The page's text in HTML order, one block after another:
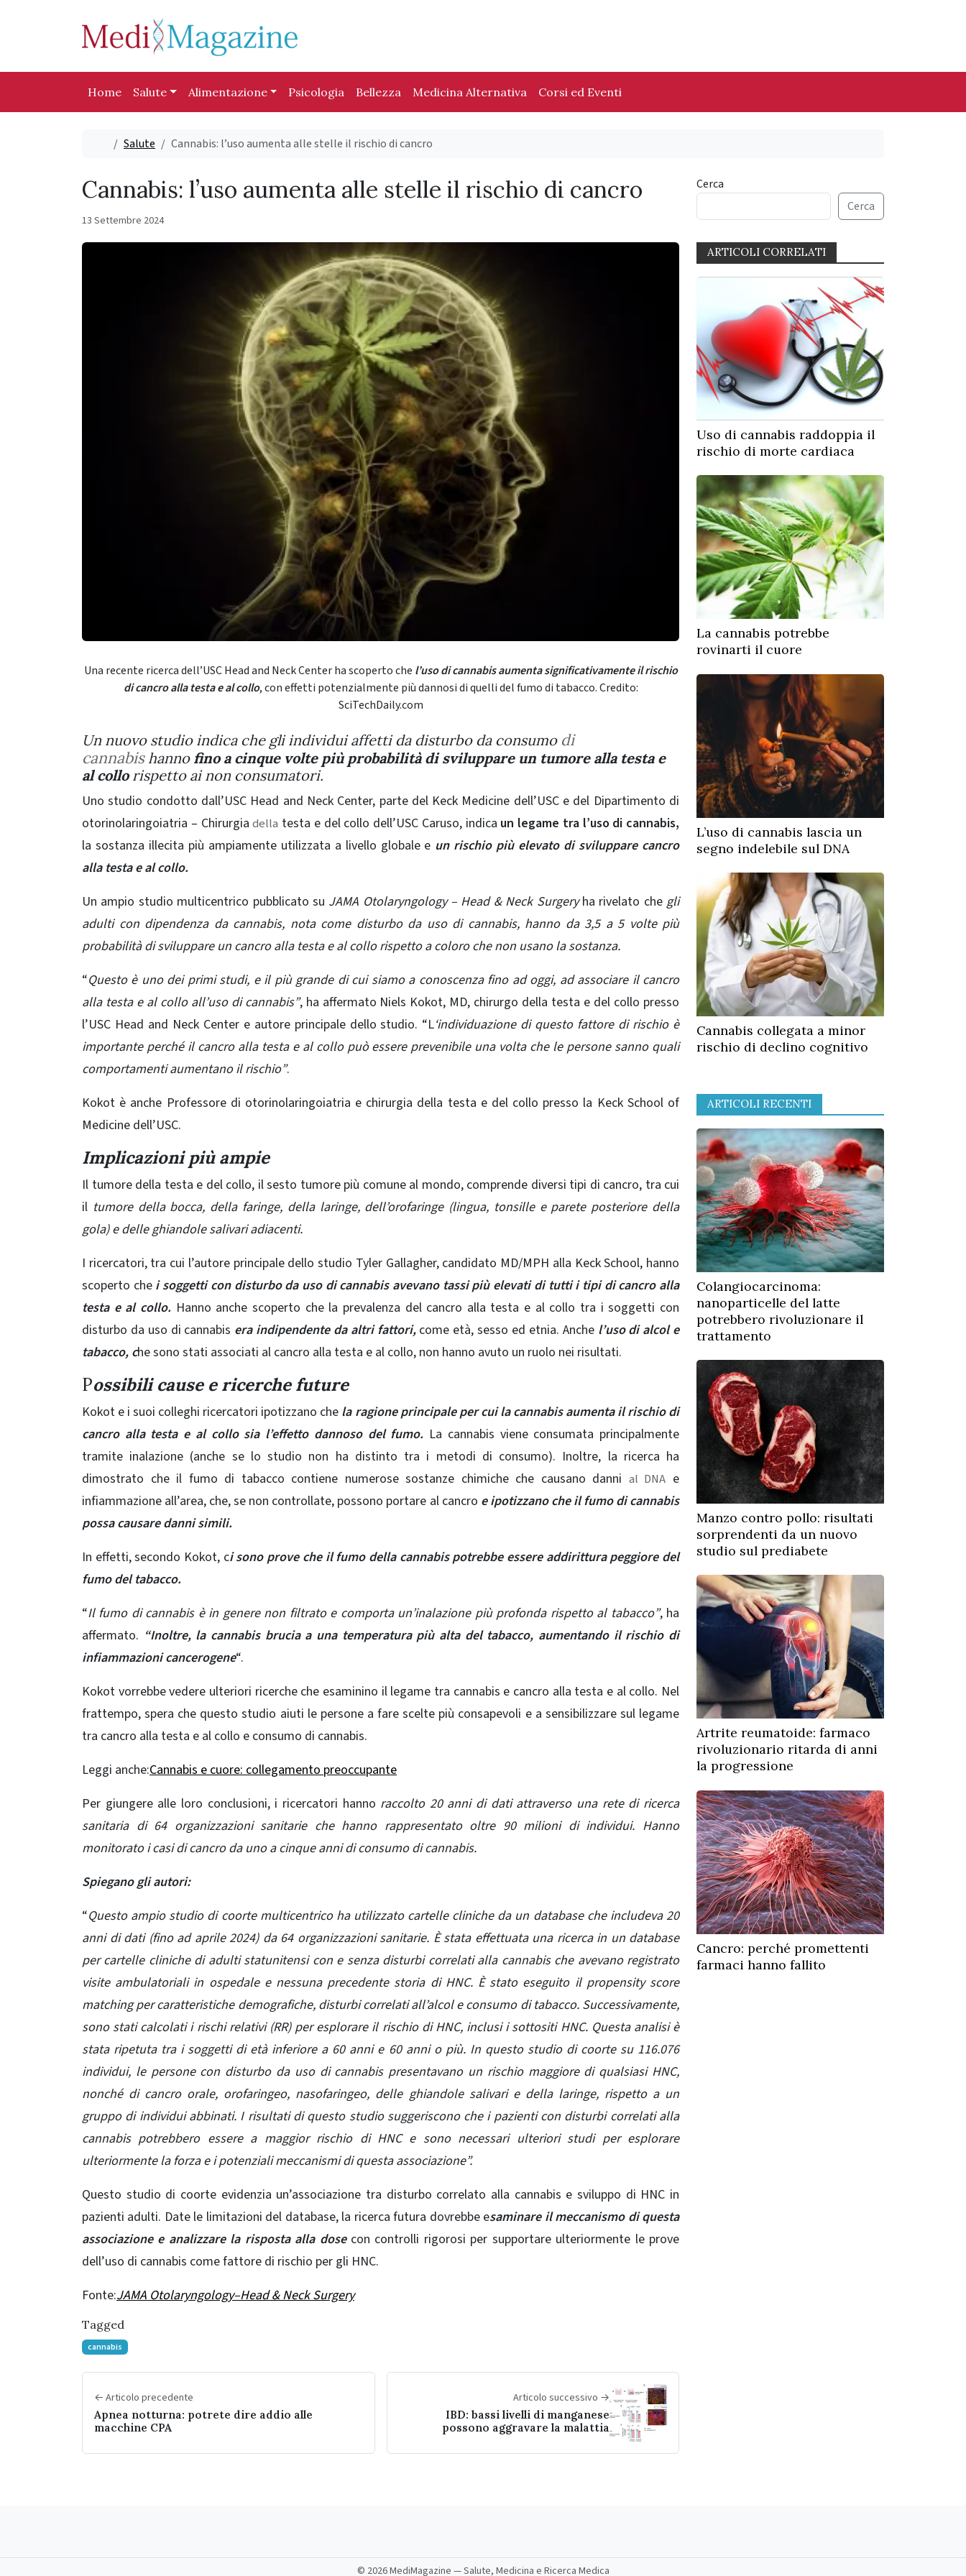
Home Salute Alimentazione Psicologia Bellezza Medicina Alternativa Corsi ed Eventi
Home
Salute Cannabis: l’uso aumenta alle stelle il rischio di cancro
Cannabis: l’uso aumenta alle stelle il rischio di cancro
13 Settembre 2024
Una recente ricerca dell’USC Head and Neck Center ha scoperto che l’uso di cannabis aumenta significativamente il rischio
di cancro alla testa e al collo, con effetti potenzialmente più dannosi di quelli del fumo di tabacco. Credito:
SciTechDaily.com
Un nuovo studio indica che gli individui affetti da disturbo da consumo di
cannabishannofino a cinque volte più probabilità di sviluppare un tumore alla testa e
al collorispetto ai non consumatori.
Uno studio condotto dall’USC Head and Neck Center, parte del Keck Medicine dell’USC e del Dipartimento di
otorinolaringoiatria – Chirurgiadella testa e del collo dell’USC Caruso, indica un legame tra l’uso di cannabis,
la sostanza illecita più ampiamente utilizzata a livello globale e un rischio più elevato di sviluppare cancro
alla testa e al collo.
Un ampio studio multicentrico pubblicato su JAMA Otolaryngology – Head & Neck Surgeryha rivelato che gli
adulti con dipendenza da cannabis, nota come disturbo da uso di cannabis, hanno da 3,5 a 5 volte più
probabilità di sviluppare un cancro alla testa e al collo rispetto a coloro che non usano la sostanza.
“Questo è uno dei primi studi, e il più grande di cui siamo a conoscenza fino ad oggi, ad associare il cancro
alla testa e al collo all’uso di cannabis”, ha affermato Niels Kokot, MD, chirurgo della testa e del collo presso
l’USC Head and Neck Center e autore principale dello studio. “L‘individuazione di questo fattore di rischio è
importante perché il cancro alla testa e al collo può essere prevenibile una volta che le persone sanno quali
comportamenti aumentano il rischio”.
Kokot è anche Professore di otorinolaringoiatria e chirurgia della testa e del collo presso la Keck School of
Medicine dell’USC.
Implicazioni più ampie
Il tumore della testa e del collo, il sesto tumore più comune al mondo, comprende diversi tipi di cancro, tra cui
il tumore della bocca, della faringe, della laringe, dell’orofaringe (lingua, tonsille e parete posteriore della
gola) e delle ghiandole salivari adiacenti.
I ricercatori, tra cui l’autore principale dello studio Tyler Gallagher, candidato MD/MPH alla Keck School, hanno
scoperto chei soggetti con disturbo da uso di cannabis avevano tassi più elevati di tutti i tipi di cancro alla
testa e al collo.Hanno anche scoperto che la prevalenza del cancro alla testa e al collo tra i soggetti con
disturbo da uso di cannabis era indipendente da altri fattori,come età, sesso ed etnia. Anche l’uso di alcol e
tabacco, che sono stati associati al cancro alla testa e al collo, non hanno avuto un ruolo nei risultati.
Possibili cause e ricerche future
Kokot e i suoi colleghi ricercatori ipotizzano che la ragione principale per cui la cannabis aumenta il rischio di
cancro alla testa e al collo sia l’effetto dannoso del fumo. La cannabis viene consumata principalmente
tramite inalazione (anche se lo studio non ha distinto tra i metodi di consumo). Inoltre, la ricerca ha
dimostrato che il fumo di tabacco contiene numerose sostanze chimiche che causano danni al DNA e
infiammazione all’area, che, se non controllate, possono portare al cancro e ipotizzano che il fumo di cannabis
possa causare danni simili.
In effetti, secondo Kokot, ci sono prove che il fumo della cannabis potrebbe essere addirittura peggiore del
fumo del tabacco.
“Il fumo di cannabis è in genere non filtrato e comporta un’inalazione più profonda rispetto al tabacco”, ha
affermato. “Inoltre, la cannabis brucia a una temperatura più alta del tabacco, aumentando il rischio di
infiammazioni cancerogene“.
Kokot vorrebbe vedere ulteriori ricerche che esaminino il legame tra cannabis e cancro alla testa e al collo. Nel
frattempo, spera che questo studio aiuti le persone a fare scelte più consapevoli e a sensibilizzare sul legame
tra cancro alla testa e al collo e consumo di cannabis.
Leggi anche:Cannabis e cuore: collegamento preoccupante
Per giungere alle loro conclusioni, i ricercatori hanno raccolto 20 anni di dati attraverso una rete di ricerca
sanitaria di 64 organizzazioni sanitarie che hanno rappresentato oltre 90 milioni di individui. Hanno
monitorato i casi di cancro da uno a cinque anni di consumo di cannabis.
Spiegano gli autori:
“Questo ampio studio di coorte multicentrico ha utilizzato cartelle cliniche da un database che includeva 20
anni di dati (fino ad aprile 2024) da 64 organizzazioni sanitarie. È stata effettuata una ricerca in un database
per cartelle cliniche di adulti statunitensi con e senza disturbi correlati alla cannabis che avevano registrato
visite ambulatoriali in ospedale e nessuna precedente storia di HNC. È stato eseguito il propensity score
matching per caratteristiche demografiche, disturbi correlati all’alcol e consumo di tabacco. Successivamente,
sono stati calcolati i rischi relativi (RR) per esplorare il rischio di HNC, inclusi i sottositi HNC. Questa analisi è
stata ripetuta tra i soggetti di età inferiore a 60 anni e 60 anni o più. In questo studio di coorte su 116.076
individui, le persone con disturbo da uso di cannabis presentavano un rischio maggiore di qualsiasi HNC,
nonché di cancro orale, orofaringeo, nasofaringeo, delle ghiandole salivari e della laringe, rispetto a un
gruppo di individui abbinati. I risultati di questo studio suggeriscono che i pazienti con disturbi correlati alla
cannabis potrebbero essere a maggior rischio di HNC e sono necessari ulteriori studi per esplorare
ulteriormente la forza e i potenziali meccanismi di questa associazione”.
Questo studio di coorte evidenzia un’associazione tra disturbo correlato alla cannabis e sviluppo di HNC in
pazienti adulti. Date le limitazioni del database, la ricerca futura dovrebbe esaminare il meccanismo di questa
associazione e analizzare la risposta alla dosecon controlli rigorosi per supportare ulteriormente le prove
dell’uso di cannabis come fattore di rischio per gli HNC.
Fonte:JAMA Otolaryngology–Head & Neck Surgery
Tagged
cannabis
← Articolo precedente
Apnea notturna: potrete dire addio alle
macchine CPA
Articolo successivo →
IBD: bassi livelli di manganese
possono aggravare la malattia
Cerca
Cerca
ARTICOLI CORRELATI
Uso di cannabis raddoppia il
rischio di morte cardiaca
La cannabis potrebbe
rovinarti il cuore
L’uso di cannabis lascia un
segno indelebile sul DNA
Cannabis collegata a minor
rischio di declino cognitivo
ARTICOLI RECENTI
Colangiocarcinoma:
nanoparticelle del latte
potrebbero rivoluzionare il
trattamento
Manzo contro pollo: risultati
sorprendenti da un nuovo
studio sul prediabete
Artrite reumatoide: farmaco
rivoluzionario ritarda di anni
la progressione
Cancro: perché promettenti
farmaci hanno fallito
© 2026 MediMagazine — Salute, Medicina e Ricerca Medica